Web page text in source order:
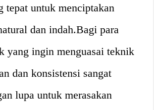
tepat untuk menciptakan
dan indah.Bagi para
yang ingin menguasai teknik
dan konsistensi sangat
lupa untuk merasakan